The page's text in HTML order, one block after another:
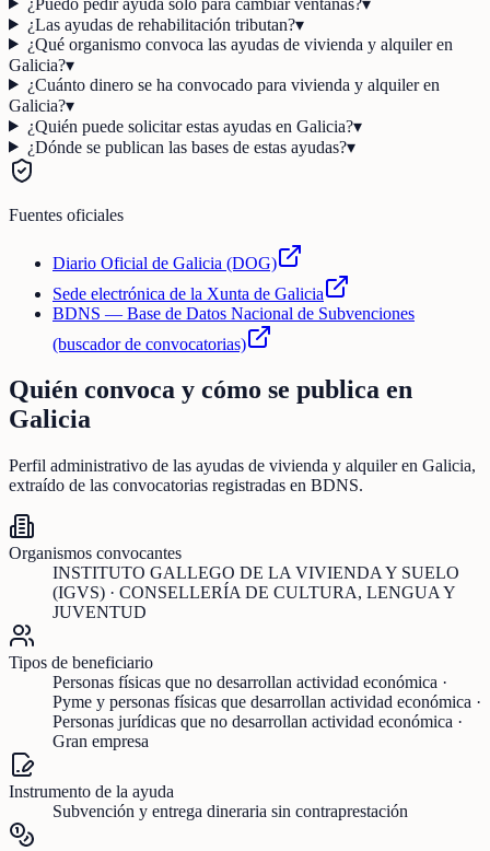
¿Las ayudas de rehabilitación tributan?▾
¿Qué organismo convoca las ayudas de vivienda y alquiler en
Galicia?▾
¿Cuánto dinero se ha convocado para vivienda y alquiler en
Galicia?▾
¿Quién puede solicitar estas ayudas en Galicia?▾
¿Dónde se publican las bases de estas ayudas?▾
Fuentes oficiales
Diario Oficial de Galicia (DOG)
Sede electrónica de la Xunta de Galicia
BDNS — Base de Datos Nacional de Subvenciones
(buscador de convocatorias)
Quién convoca y cómo se publica en
Galicia
Perfil administrativo de las ayudas de vivienda y alquileren Galicia,
extraído de las convocatorias registradas en BDNS.
Organismos convocantes
INSTITUTO GALLEGO DE LA VIVIENDA Y SUELO
(IGVS) · CONSELLERÍA DE CULTURA, LENGUA Y
JUVENTUD
Tipos de beneficiario
Personas físicas que no desarrollan actividad económica ·
Pyme y personas físicas que desarrollan actividad económica ·
Personas jurídicas que no desarrollan actividad económica ·
Gran empresa
Instrumento de la ayuda
Subvención y entrega dineraria sin contraprestación